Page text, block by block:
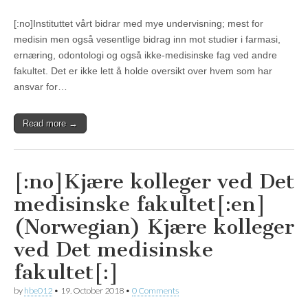
[:no]Instituttet vårt bidrar med mye undervisning; mest for
medisin men også vesentlige bidrag inn mot studier i farmasi,
ernæring, odontologi og også ikke-medisinske fag ved andre
fakultet. Det er ikke lett å holde oversikt over hvem som har
ansvar for…
Read more →
[:no]Kjære kolleger ved Det
medisinske fakultet[:en]
(Norwegian) Kjære kolleger
ved Det medisinske
fakultet[:]
by hbe012 • 19. October 2018 • 0 Comments